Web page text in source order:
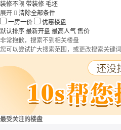
装修不限 带装修 毛坯
展开  清除全部条件
一房一价
优惠楼盘
默认排序 最新开盘 最高人气 售价
非常抱歉，搜索不到相关楼盘
您可以尝试扩大搜索范围，或更改搜索关键词
最受关注的楼盘